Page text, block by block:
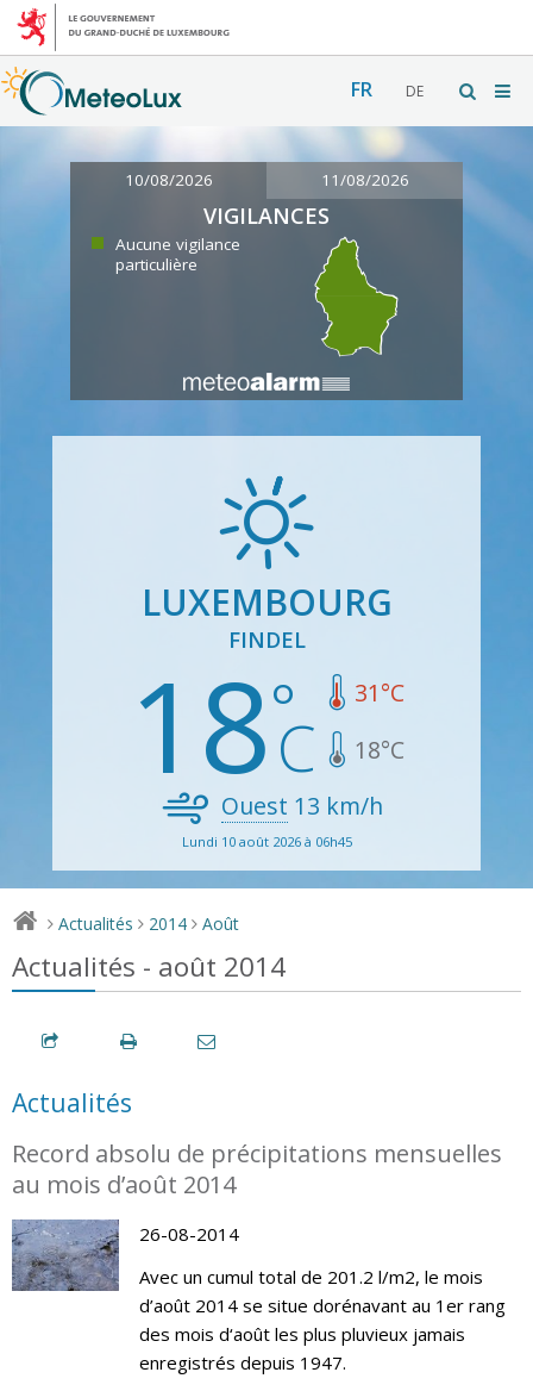
FR DE
10/08/2026 11/08/2026
VIGILANCES
Aucune vigilance
particulière
LUXEMBOURG
FINDEL
18 31°C
18°C
Ouest 13 km/h
Lundi 10 août 2026 à 06h45
> Actualités > 2014 > Août
Actualités - août 2014
Actualités
Record absolu de précipitations mensuelles
au mois d’août 2014
26-08-2014
Avec un cumul total de 201.2 l/m2, le mois
d’août 2014 se situe dorénavant au 1er rang
des mois d‘août les plus pluvieux jamais
enregistrés depuis 1947.